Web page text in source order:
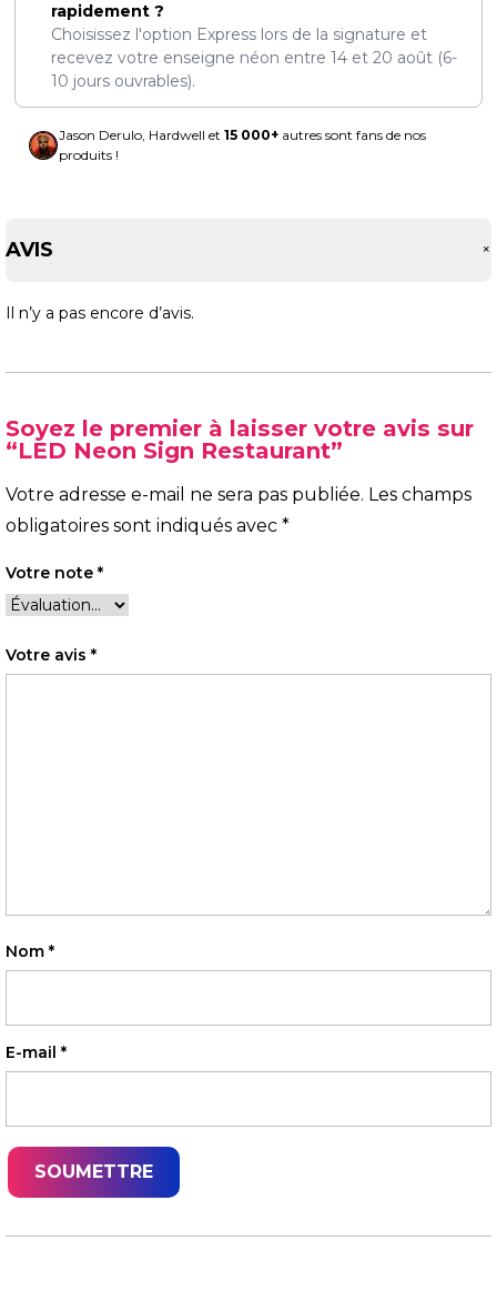
rapidement ?
Choisissez l'option Express lors de la signature et
recevez votre enseigne néon entre 14 et 20 août (6-
10 jours ouvrables).
Jason Derulo, Hardwell et 15 000+ autres sont fans de nos
produits !
AVIS +
Il n’y a pas encore d’avis.
Soyez le premier à laisser votre avis sur
“LED Neon Sign Restaurant”
Votre adresse e-mail ne sera pas publiée. Les champs
obligatoires sont indiqués avec *
Votre note *
Votre avis *
Nom *
E-mail *